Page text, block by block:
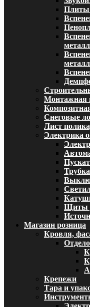
Плиты
Монтажная
Снеговые
Лист
Электрика
Щиты
Магазин розница
Кровля,
Крепежи
Тара и